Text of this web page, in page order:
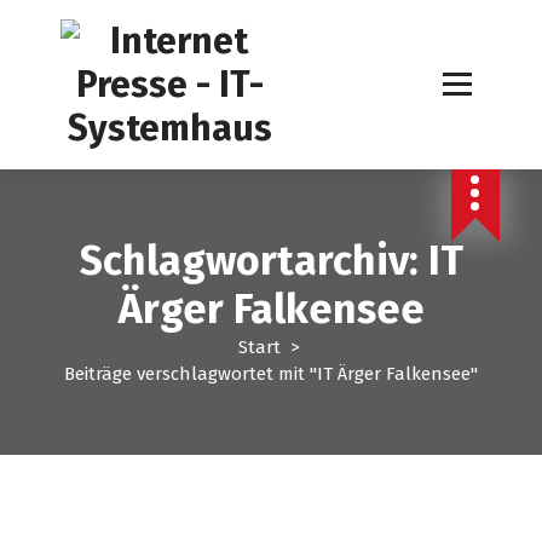
a
Schlagwortarchiv: IT
Ärger Falkensee
Start>
Beiträge verschlagwortet mit "IT Ärger Falkensee"